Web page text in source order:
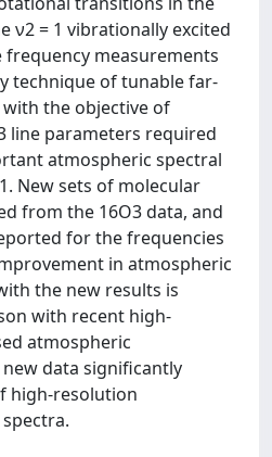
ν2 = 1 vibrationally excited
measurements
technique of tunable far-
the objective of
line parameters required
atmospheric spectral
New sets of molecular
from the 16O3 data, and
for the frequencies
in atmospheric
the new results is
with recent high-
atmospheric
data significantly
high-resolution